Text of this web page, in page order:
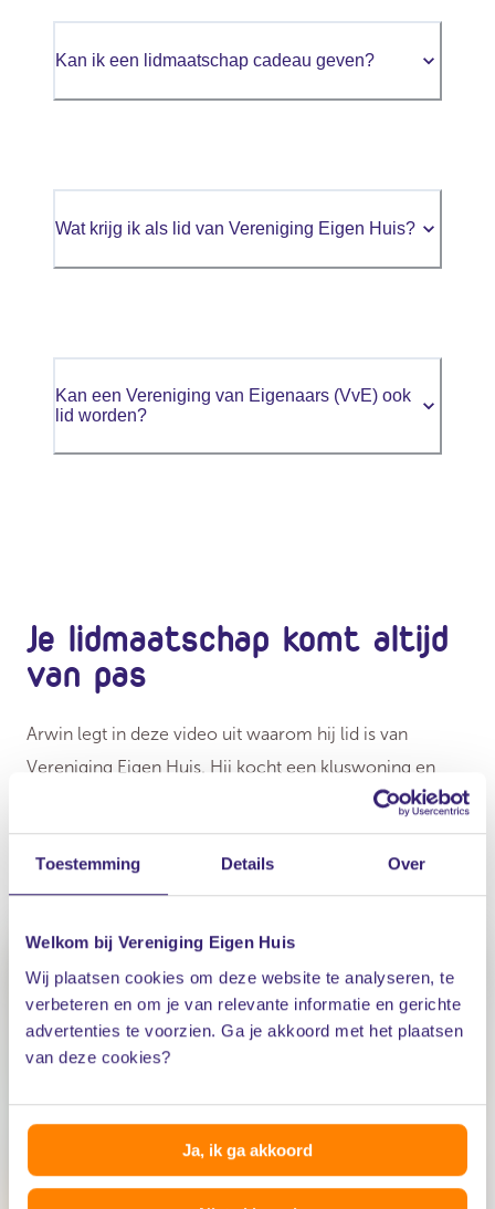
Toestemming Details Over
Welkom bij Vereniging Eigen Huis
Wij plaatsen cookies om deze website te analyseren, te
verbeteren en om je van relevante informatie en gerichte
advertenties te voorzien. Ga je akkoord met het plaatsen
van deze cookies?
Ja, ik ga akkoord
Kan ik een lidmaatschap cadeau geven?
Wat krijg ik als lid van Vereniging Eigen Huis?
Kan een Vereniging van Eigenaars (VvE) ook
lid worden?
Je lidmaatschap komt altijd
van pas
Arwin legt in deze video uit waarom hij lid is van
Vereniging Eigen Huis. Hij kocht een kluswoning en
belde voor vragen over vloerverwarming met ons
Informatie- en Adviescentrum. 'Ik ben goed op weg
geholpen met onafhankelijk advies.'
Accepteer de cookies om deze inhoud te
bekijken
Accepteer alle cookies